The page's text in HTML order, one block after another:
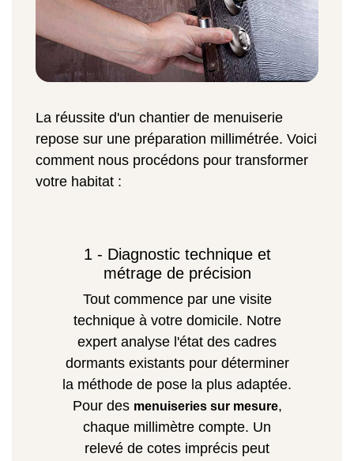
La réussite d'un chantier de menuiserie
repose sur une préparation millimétrée. Voici
comment nous procédons pour transformer
votre habitat :
1 - Diagnostic technique et
métrage de précision
Tout commence par une visite
technique à votre domicile. Notre
expert analyse l'état des cadres
dormants existants pour déterminer
la méthode de pose la plus adaptée.
Pour des menuiseries sur mesure,
chaque millimètre compte. Un
relevé de cotes imprécis peut